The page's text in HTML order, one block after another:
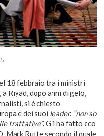
18 febbraio tra i ministri
Riyad, dopo anni di gelo,
si è chiesto
e dei suoi leader: “non so
trattative”. Gli ha fatto eco
Mark Rutte secondo il quale